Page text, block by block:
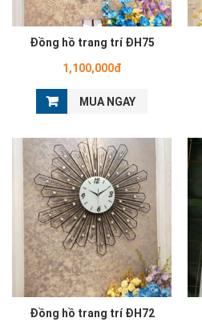
Đồng hồ trang trí ĐH75
1,100,000đ
MUA NGAY
Đồng hồ trang trí ĐH72